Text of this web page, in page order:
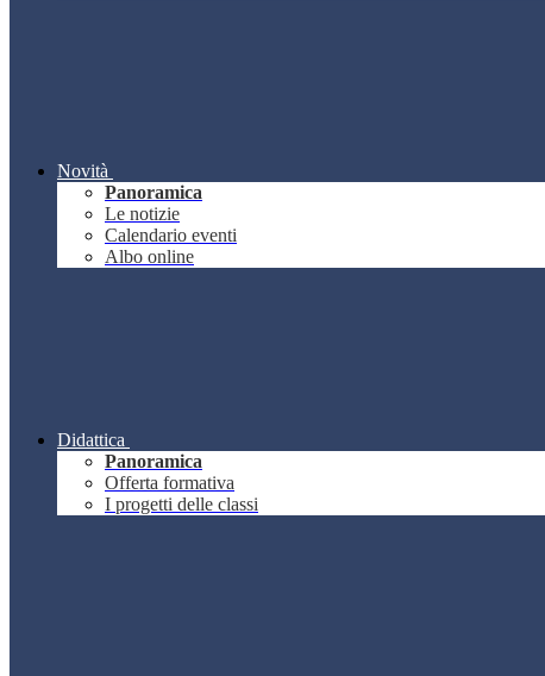
Novità
Panoramica
Le notizie
Calendario eventi
Albo online
Didattica
Panoramica
Offerta formativa
I progetti delle classi